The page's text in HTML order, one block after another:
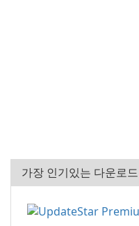
가장 인기있는 다운로드